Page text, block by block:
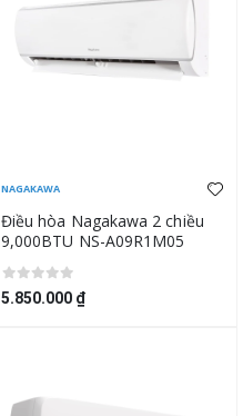
NAGAKAWA
Điều hòa Nagakawa 2 chiều
9,000BTU NS-A09R1M05
5.850.000 ₫